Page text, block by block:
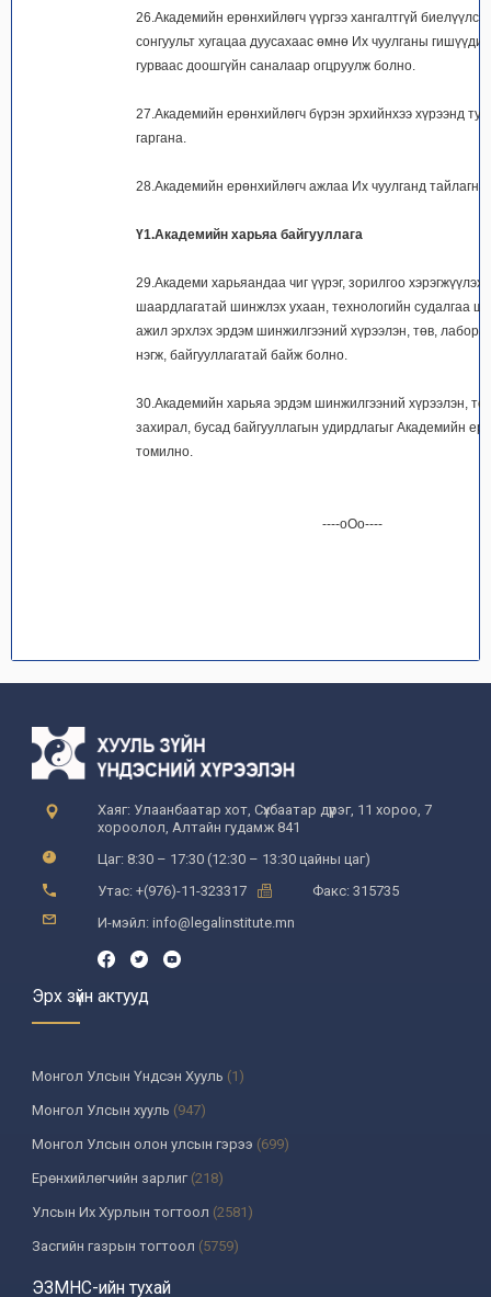
26.Академийн ерөнхийлөгч үүргээ хангалтгүй
сонгуульт хугацаа дуусахаас өмнө Их чуулганы
гурваас доошгүйн саналаар огцруулж болно.
27.Академийн ерөнхийлөгч бүрэн эрхийнхээ хүрээнд
гаргана.
28.Академийн ерөнхийлөгч ажлаа Их чуулганд
Ү1.Академийн харьяа байгууллага
29.Академи харьяандаа чиг үүрэг, зорилгоо
шаардлагатай шинжлэх ухаан, технологийн судалгаа
ажил эрхлэх эрдэм шинжилгээний хүрээлэн, төв,
нэгж, байгууллагатай байж болно.
30.Академийн харьяа эрдэм шинжилгээний хүрээлэн,
захирал, бусад байгууллагын удирдлагыг Академийн
томилно.
----оОо----
Хаяг: Улаанбаатар хот, Сүхбаатар дүүрэг, 11 хороо, 7
хороолол, Алтайн гудамж 841
Цаг: 8:30 – 17:30 (12:30 – 13:30 цайны цаг)
Утас: +(976)-11-323317
Факс: 315735
И-мэйл: info@legalinstitute.mn
Эрх зүйн актууд
Монгол Улсын Үндсэн Хууль (1)
Монгол Улсын хууль (947)
Монгол Улсын олон улсын гэрээ (699)
Ерөнхийлөгчийн зарлиг(218)
Улсын Их Хурлын тогтоол (2581)
Засгийн газрын тогтоол (5759)
Үндсэн хуулийн цэцийн шийдвэр
ЭЗМНС-ийн тухай